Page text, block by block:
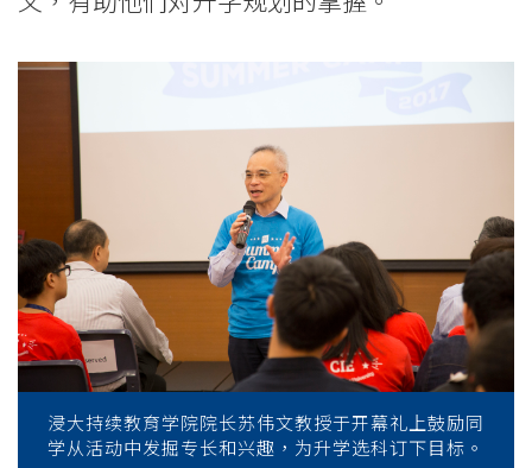
浸大持续教育学院院长苏伟文教授于开幕礼上鼓励同
学从活动中发掘专长和兴趣，为升学选科订下目标。